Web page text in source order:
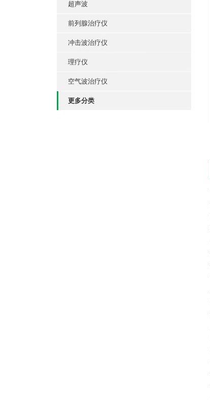
超声波
前列腺治疗仪
冲击波治疗仪
理疗仪
空气波治疗仪
更多分类